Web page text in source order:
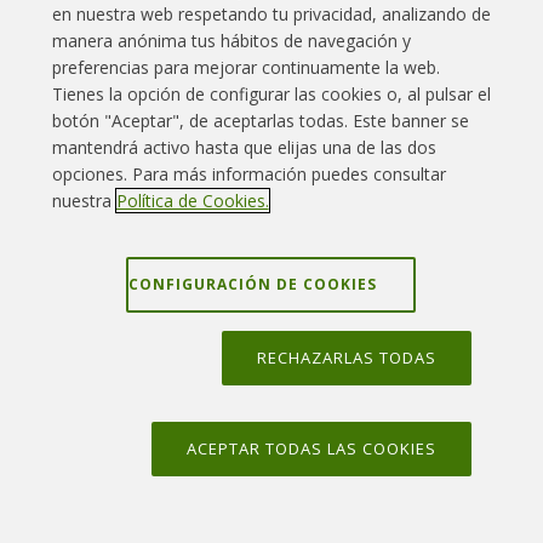
Notificaciones al CSN
Notas de prensa
Multimedia
Declaración Ambiental Anual
La central y el agua
La central y el aire
Protección radiológica
VISITAS AL CENTRO DE INFORMACIÓN
Solicitud de visitas
Situación y accesos
W
X Y Z
Enlaces interés Contacto Aviso legal
Política Cookies Política privacidad Mapa web
en nuestra web respetando tu privacidad, analizando de
manera anónima tus hábitos de navegación y
preferencias para mejorar continuamente la web.
Tienes la opción de configurar las cookies o, al pulsar el
botón "Aceptar", de aceptarlas todas. Este banner se
mantendrá activo hasta que elijas una de las dos
opciones. Para más información puedes consultar
nuestra Política de Cookies.
CONFIGURACIÓN DE COOKIES
RECHAZARLAS TODAS
ACEPTAR TODAS LAS COOKIES